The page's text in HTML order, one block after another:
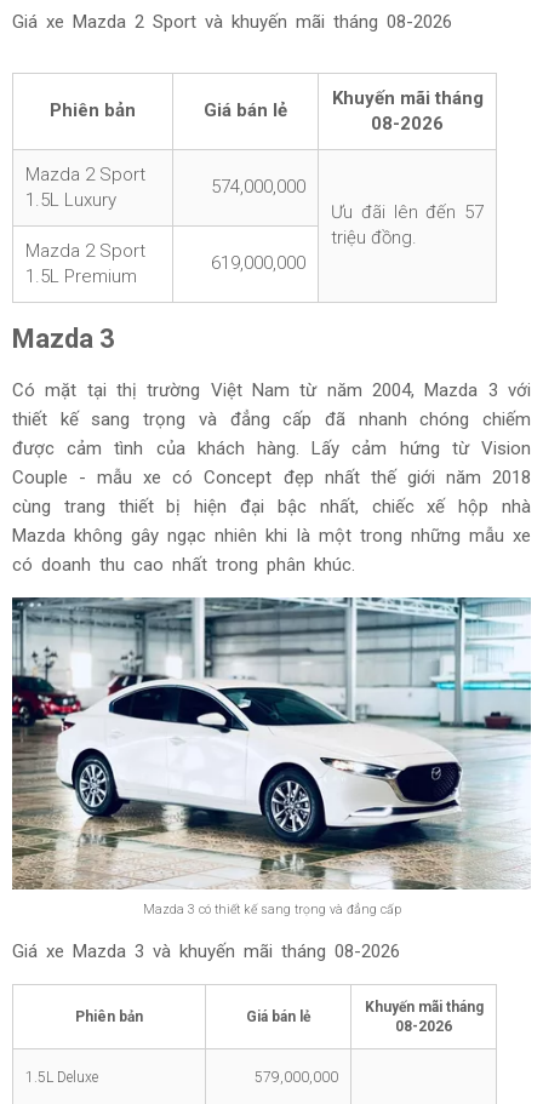
Giá xe Mazda 2 Sport và khuyến mãi tháng 08-2026
Phiên bản Giá bán lẻ
Khuyến mãi tháng
08-2026
Mazda 2 Sport
1.5L Luxury
574,000,000
Ưu đãi lên đến 57
triệu đồng.
Mazda 2 Sport
1.5L Premium
619,000,000
Mazda 3
Có mặt tại thị trường Việt Nam từ năm 2004, Mazda 3 với
thiết kế sang trọng và đẳng cấp đã nhanh chóng chiếm
được cảm tình của khách hàng. Lấy cảm hứng từ Vision
Couple - mẫu xe có Concept đẹp nhất thế giới năm 2018
cùng trang thiết bị hiện đại bậc nhất, chiếc xế hộp nhà
Mazda không gây ngạc nhiên khi là một trong những mẫu xe
có doanh thu cao nhất trong phân khúc.
Mazda 3 có thiết kế sang trọng và đẳng cấp
Giá xe Mazda 3 và khuyến mãi tháng 08-2026
Phiên bản Giá bán lẻ
Khuyến mãi tháng
08-2026
1.5L Deluxe 579,000,000